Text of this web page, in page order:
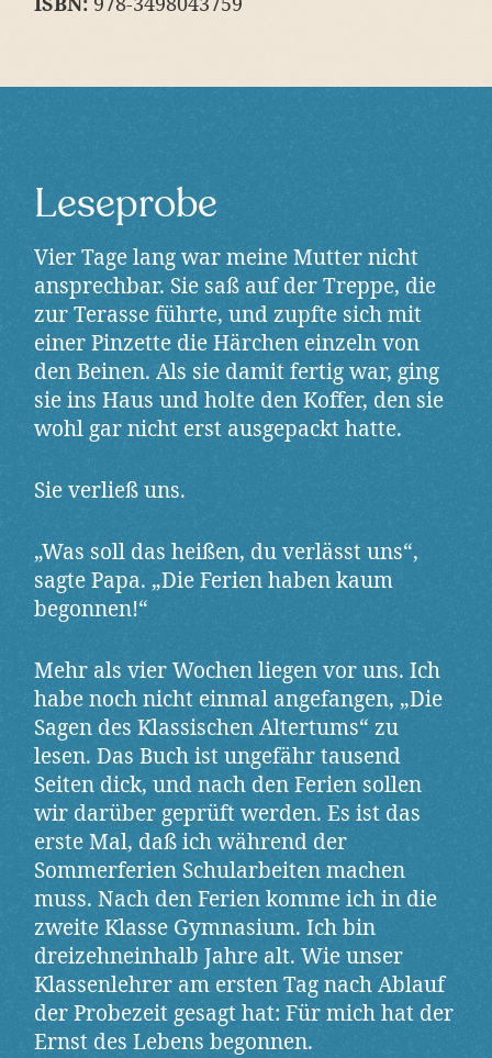
Leseprobe
Vier Tage lang war meine Mutter nicht
ansprechbar. Sie saß auf der Treppe, die
zur Terasse führte, und zupfte sich mit
einer Pinzette die Härchen einzeln von
den Beinen. Als sie damit fertig war, ging
sie ins Haus und holte den Koffer, den sie
wohl gar nicht erst ausgepackt hatte.
Sie verließ uns.
„Was soll das heißen, du verlässt uns“,
sagte Papa. „Die Ferien haben kaum
begonnen!“
Mehr als vier Wochen liegen vor uns. Ich
habe noch nicht einmal angefangen, „Die
Sagen des Klassischen Altertums“ zu
lesen. Das Buch ist ungefähr tausend
Seiten dick, und nach den Ferien sollen
wir darüber geprüft werden. Es ist das
erste Mal, daß ich während der
Sommerferien Schularbeiten machen
muss. Nach den Ferien komme ich in die
zweite Klasse Gymnasium. Ich bin
dreizehneinhalb Jahre alt. Wie unser
Klassenlehrer am ersten Tag nach Ablauf
der Probezeit gesagt hat: Für mich hat der
Ernst des Lebens begonnen.